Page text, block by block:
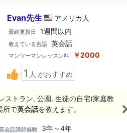
Evan先生 アメリカ 人
最終更新日 1週間以内
教えている言語 英会話
マンツーマンレッスン料 ￥2000
1 人 がおすすめ
ストラン, 公園, 生徒の自宅(家庭教
所で英会話を教えます。
会話講師経験
3年～4年